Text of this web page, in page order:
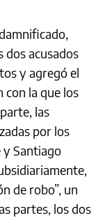
dos acusados
y agregó el
con la que los
las
por los
y Santiago
de robo”, un
partes, los dos